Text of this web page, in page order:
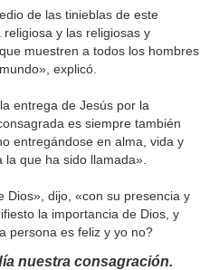
de las tinieblas de este
y las religiosas y
muestren a todos los hombres
explicó.
entrega de Jesús por la
es siempre también
entregándose en alma, vida y
que ha sido llamada».
Dios», dijo, «con su presencia y
la importancia de Dios, y
persona es feliz y yo no?
nuestra consagración.